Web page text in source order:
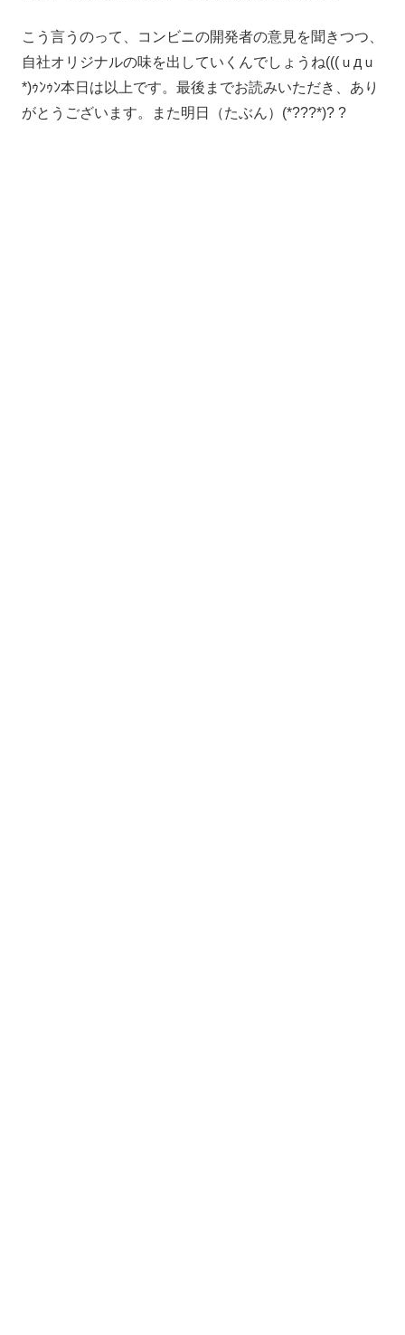
こう言うのって、コンビニの開発者の意見を聞きつつ、
自社オリジナルの味を出していくんでしょうね(((ｕдｕ
*)ｩﾝｩﾝ本日は以上です。最後までお読みいただき、あり
がとうございます。また明日（たぶん）(*???*)? ?